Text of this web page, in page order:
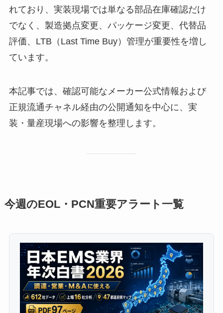
れており、実装現場では単なる部品在庫確認だけ
でなく、製造拠点変更、パッケージ変更、代替品
評価、LTB（Last Time Buy）管理が重要性を増し
ています。
本記事では、確認可能なメーカー公式情報および
正規流通チャネル経由の公開通知を中心に、実
装・量産現場への影響を整理します。
今週のEOL・PCN重要アラート一覧